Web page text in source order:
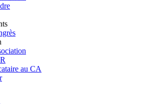
au CA